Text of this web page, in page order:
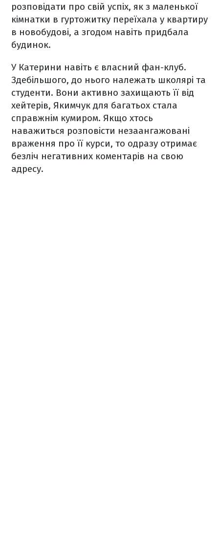
розповідати про свій успіх, як з маленької
кімнатки в гуртожитку переїхала у квартиру
в новобудові, а згодом навіть придбала
будинок.
У Катерини навіть є власний фан-клуб.
Здебільшого, до нього належать школярі та
студенти. Вони активно захищають її від
хейтерів, Якимчук для багатьох стала
справжнім кумиром. Якщо хтось
наважиться розповісти незаангажовані
враження про її курси, то одразу отримає
безліч негативних коментарів на свою
адресу.